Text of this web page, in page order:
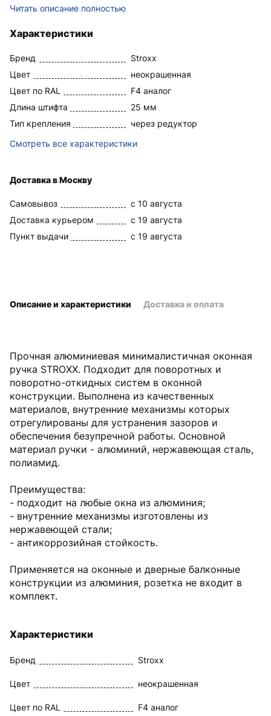
Читать описание полностью
Характеристики
Бренд
Stroxx
Цвет
неокрашенная
Цвет по RAL
F4 аналог
Длина штифта
25 мм
Тип крепления
через редуктор
Смотреть все характеристики
Доставка в Москву
Самовывоз
c 10 августа
Доставка курьером
c 19 августа
Пункт выдачи
c 19 августа
Прочная алюминиевая минималистичная оконная
ручка STROXX. Подходит для поворотных и
поворотно-откидных систем в оконной
конструкции. Выполнена из качественных
материалов, внутренние механизмы которых
отрегулированы для устранения зазоров и
обеспечения безупречной работы. Основной
материал ручки - алюминий, нержавеющая сталь,
полиамид.
Преимущества:
- подходит на любые окна из алюминия;
- внутренние механизмы изготовлены из
нержавеющей стали;
- антикоррозийная стойкость.
Применяется на оконные и дверные балконные
конструкции из алюминия, розетка не входит в
комплект.
Характеристики
Бренд Stroxx
Цвет неокрашенная
Цвет по RAL F4 аналог
Описание и характеристики Доставка и оплата